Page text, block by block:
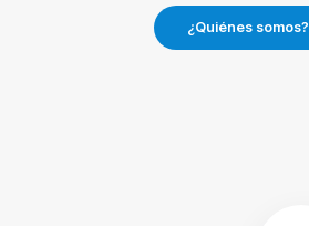
¿Quiénes somos?